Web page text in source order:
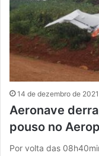
14 de dezembro de 2021
Aeronave
pouso no
Por volta das